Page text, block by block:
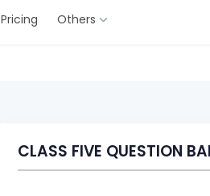
Pricing Others
CLASS FIVE QUESTION